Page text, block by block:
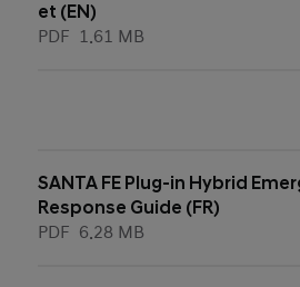
et (EN)
PDF 1.61 MB
SANTA FE Plug-in Hybrid
Response Guide (FR)
PDF 6.28 MB